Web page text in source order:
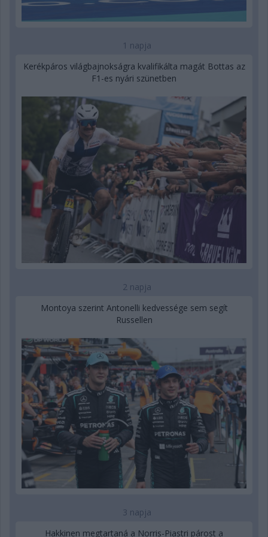
1 napja
Kerékpáros világbajnokságra kvalifikálta magát Bottas az
F1-es nyári szünetben
2 napja
Montoya szerint Antonelli kedvessége sem segít
Russellen
3 napja
Hakkinen megtartaná a Norris-Piastri párost a